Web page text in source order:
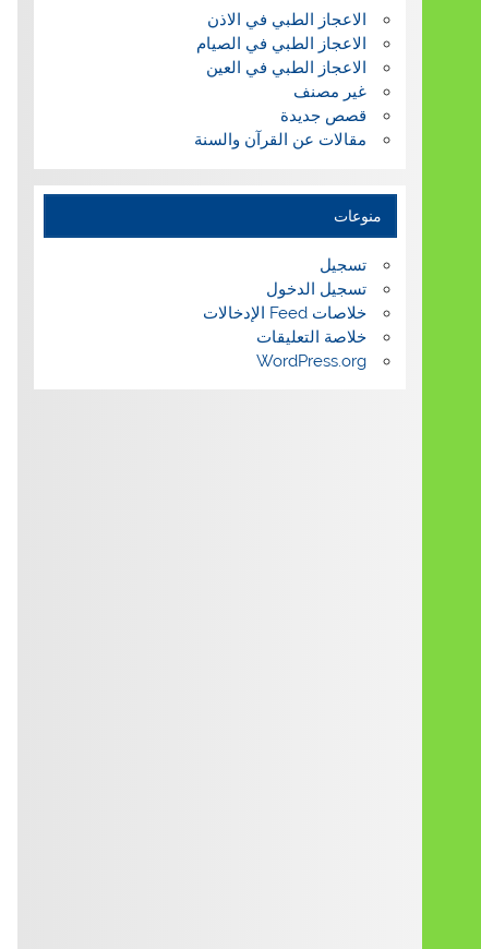
الاعجاز الطبي في الاذن
الاعجاز الطبي في الصيام
الاعجاز الطبي في العين
غير مصنف
قصص جديدة
مقالات عن القرآن والسنة
منوعات
تسجيل
تسجيل الدخول
خلاصات Feed الإدخالات
خلاصة التعليقات
WordPress.org